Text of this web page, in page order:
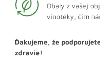
Obaly z vašej
vínotéky, čím
Ďakujeme, že
zdravie!